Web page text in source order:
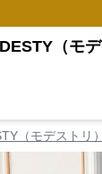
（モデストリ